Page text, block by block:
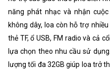
năng phát nhạc và nhận
không dây, loa còn hỗ trợ
thẻ TF, ổ USB, FM radio và cả
lựa chọn theo nhu cầu sử
lượng tối đa 32GB giúp loa trở